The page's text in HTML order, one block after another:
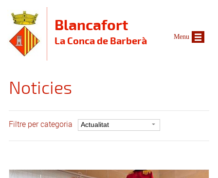
Blancafort
La Conca de Barberà
Noticies
Filtre per categoria
Menu